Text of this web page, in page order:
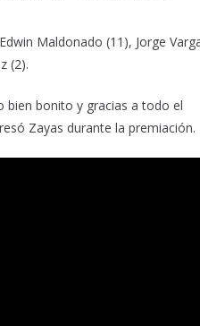
Maldonado (11), Jorge
(2).
bien bonito y gracias a todo el
Zayas durante la premiación.